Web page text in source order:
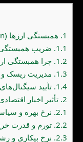
1. همبستگی ارزها (Currency Correlation)
1.1. ضریب همبستگی
1.2. چرا همبستگی
1.3. مدیریت ریسک
1.4. تأیید
2. تأثیر اخبار
2.1. نرخ بهره و
2.2. تورم و قدرت
2.3. نرخ بیکاری و